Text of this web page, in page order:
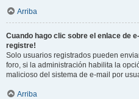
Arriba
Cuando hago clic sobre el enlace de
registre!
Solo usuarios registrados pueden
foro, si la administración habilita la
malicioso del sistema de e-mail por
Arriba